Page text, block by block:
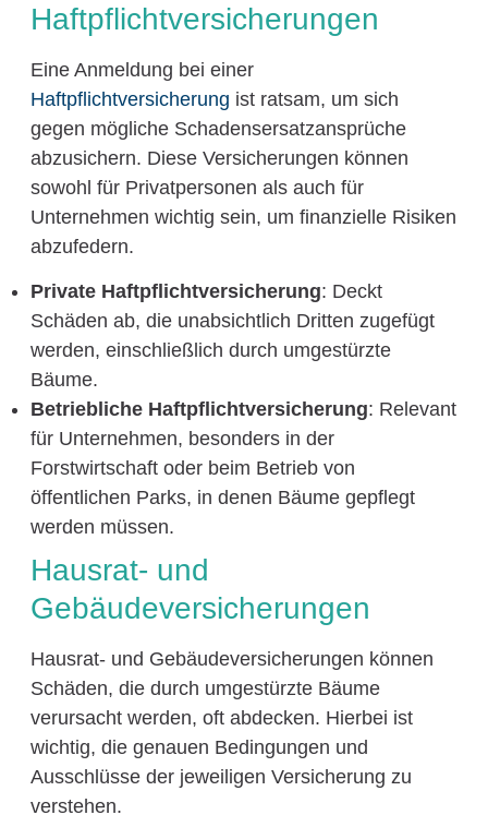
Haftpflichtversicherungen
Eine Anmeldung bei einer
Haftpflichtversicherung ist ratsam, um sich
gegen mögliche Schadensersatzansprüche
abzusichern. Diese Versicherungen können
sowohl für Privatpersonen als auch für
Unternehmen wichtig sein, um finanzielle Risiken
abzufedern.
Private Haftpflichtversicherung: Deckt
Schäden ab, die unabsichtlich Dritten zugefügt
werden, einschließlich durch umgestürzte
Bäume.
Betriebliche Haftpflichtversicherung: Relevant
für Unternehmen, besonders in der
Forstwirtschaft oder beim Betrieb von
öffentlichen Parks, in denen Bäume gepflegt
werden müssen.
Hausrat- und
Gebäudeversicherungen
Hausrat- und Gebäudeversicherungen können
Schäden, die durch umgestürzte Bäume
verursacht werden, oft abdecken. Hierbei ist
wichtig, die genauen Bedingungen und
Ausschlüsse der jeweiligen Versicherung zu
verstehen.